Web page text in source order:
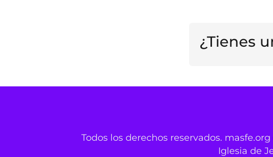
¿Tienes
Todos los derechos reservados.
Iglesia de